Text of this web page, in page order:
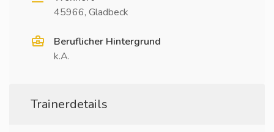
45966, Gladbeck
Beruflicher Hintergrund
k.A.
Trainerdetails